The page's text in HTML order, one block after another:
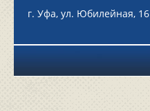
г. Уфа, ул. Юбилейная, 16